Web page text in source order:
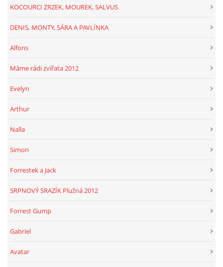
KOCOURCI ZRZEK, MOUREK, SALVUS
DENIS, MONTY, SÁRA A PAVLÍNKA
Alfons
Máme rádi zvířata 2012
Evelyn
Arthur
Nalla
Simon
Forrestek a Jack
SRPNOVÝ SRAZÍK Plužná 2012
Forrest Gump
Gabriel
Avatar